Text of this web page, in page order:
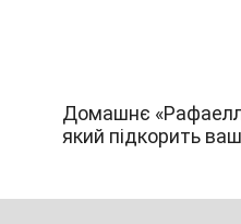
Домашнє
який підкорить